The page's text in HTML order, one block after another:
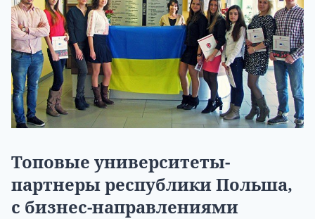
Топовые университеты-
партнеры республики Польша,
с бизнес-направлениями